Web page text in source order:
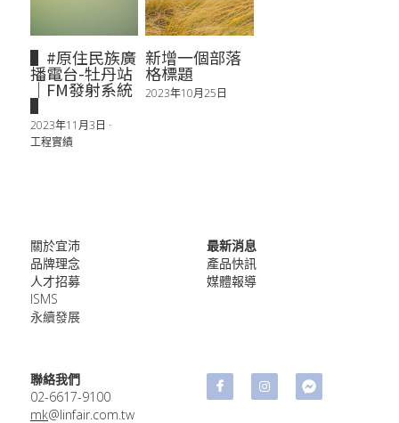
▌#原住民族廣
播電台-牡丹站
｜FM發射系統
▌
2023年11月3日 ·
工程實績
新增一個部落
格標題
2023年10月25日
關於宜沛
品牌理念
人才招募
ISMS
永續發展
最新消息
產品快訊
媒體報導
聯絡我們
02-​6617-9100
mk@linfair.com.tw